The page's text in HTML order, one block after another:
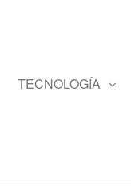
TECNOLOGÍA